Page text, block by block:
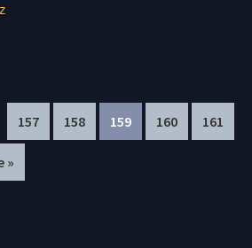
Page
157 Page
158 Page
159 Page
160 Page
161
»